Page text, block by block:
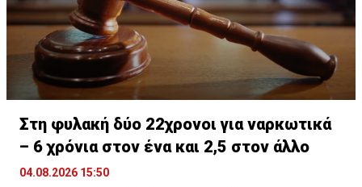
Στη φυλακή δύο 22χρονοι για ναρκωτικά
– 6 χρόνια στον ένα και 2,5 στον άλλο
04.08.2026 15:50